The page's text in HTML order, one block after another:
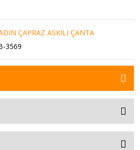
ÇAPRAZ ASKILI ÇANTA
3569